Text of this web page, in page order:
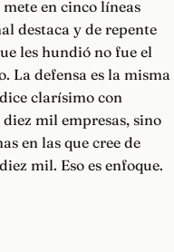
en cinco líneas
destaca y de repente
les hundió no fue el
La defensa es la misma
clarísimo con
mil empresas, sino
en las que cree de
mil. Eso es enfoque.